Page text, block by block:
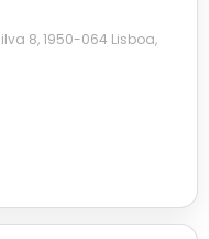
8, 1950-064 Lisboa,